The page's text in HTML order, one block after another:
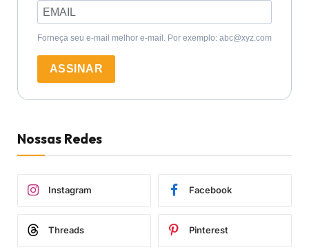
Forneça seu e-mail melhor e-mail. Por exemplo: abc@xyz.com
ASSINAR
Nossas Redes
Instagram Facebook
Threads Pinterest